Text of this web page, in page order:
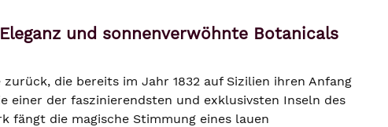
und sonnenverwöhnte Botanicals
die bereits im Jahr 1832 auf Sizilien ihren Anfang
einer der faszinierendsten und exklusivsten Inseln des
fängt die magische Stimmung eines lauen